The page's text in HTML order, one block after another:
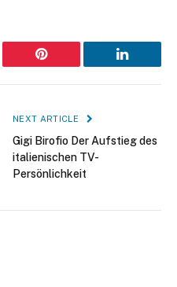
Pinterest LinkedIn
NEXT ARTICLE
Gigi Birofio Der Aufstieg des
italienischen TV-
Persönlichkeit